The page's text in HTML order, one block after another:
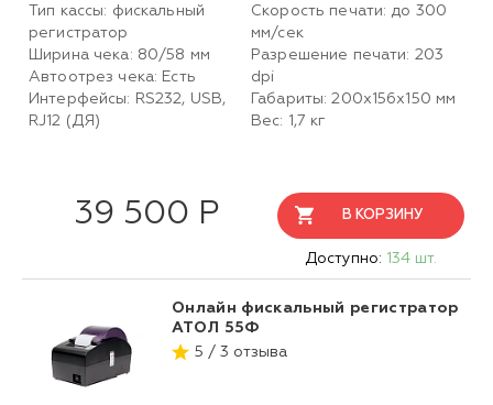
Тип кассы: фискальный
регистратор
Ширина чека: 80/58 мм
Автоотрез чека: Есть
Интерфейсы: RS232, USB,
RJ12 (ДЯ)
Скорость печати: до 300
мм/сек
Разрешение печати: 203
dpi
Габариты: 200х156х150 мм
Вес: 1,7 кг
39 500 Р В КОРЗИНУ
Доступно: 134 шт.
Онлайн фискальный регистратор
АТОЛ 55Ф
5 / 3 отзыва